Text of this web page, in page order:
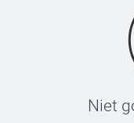
Niet